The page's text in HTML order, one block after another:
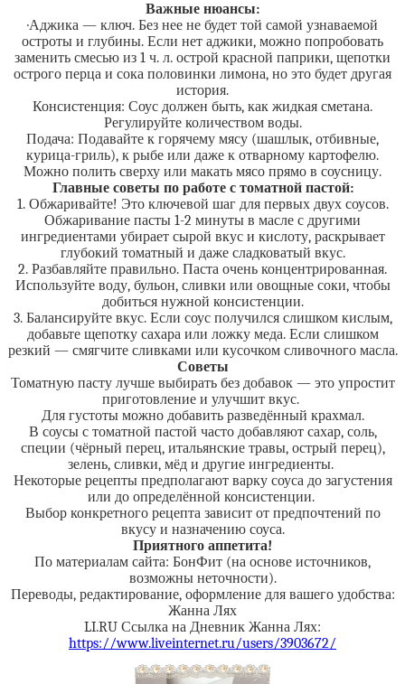
Важные нюансы:
·Аджика — ключ. Без нее не будет той самой узнаваемой
остроты и глубины. Если нет аджики, можно попробовать
заменить смесью из 1 ч. л. острой красной паприки, щепотки
острого перца и сока половинки лимона, но это будет другая
история.
Консистенция: Соус должен быть, как жидкая сметана.
Регулируйте количеством воды.
Подача: Подавайте к горячему мясу (шашлык, отбивные,
курица-гриль), к рыбе или даже к отварному картофелю.
Можно полить сверху или макать мясо прямо в соусницу.
Главные советы по работе с томатной пастой:
1. Обжаривайте! Это ключевой шаг для первых двух соусов.
Обжаривание пасты 1-2 минуты в масле с другими
ингредиентами убирает сырой вкус и кислоту, раскрывает
глубокий томатный и даже сладковатый вкус.
2. Разбавляйте правильно. Паста очень концентрированная.
Используйте воду, бульон, сливки или овощные соки, чтобы
добиться нужной консистенции.
3. Балансируйте вкус. Если соус получился слишком кислым,
добавьте щепотку сахара или ложку меда. Если слишком
резкий — смягчите сливками или кусочком сливочного масла.
Советы
Томатную пасту лучше выбирать без добавок — это упростит
приготовление и улучшит вкус.
Для густоты можно добавить разведённый крахмал.
В соусы с томатной пастой часто добавляют сахар, соль,
специи (чёрный перец, итальянские травы, острый перец),
зелень, сливки, мёд и другие ингредиенты.
Некоторые рецепты предполагают варку соуса до загустения
или до определённой консистенции.
Выбор конкретного рецепта зависит от предпочтений по
вкусу и назначению соуса.
Приятного аппетита!
По материалам сайта: БонФит (на основе источников,
возможны неточности).
Переводы, редактирование, оформление для вашего удобства:
Жанна Лях
LI.RU Ссылка на Дневник Жанна Лях:
https://www.liveinternet.ru/users/3903672/